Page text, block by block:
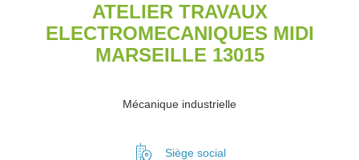
ATELIER TRAVAUX
ELECTROMECANIQUES MIDI
MARSEILLE 13015
Mécanique industrielle
Siège social